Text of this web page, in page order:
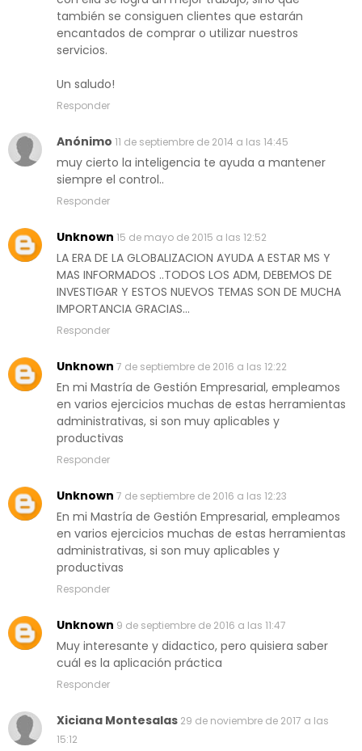
también se consiguen clientes que estarán
encantados de comprar o utilizar nuestros
servicios.
Un saludo!
Responder
Anónimo 11 de septiembre de 2014 a las 14:45
muy cierto la inteligencia te ayuda a mantener
siempre el control..
Responder
Unknown 15 de mayo de 2015 a las 12:52
LA ERA DE LA GLOBALIZACION AYUDA A ESTAR MS Y
MAS INFORMADOS ..TODOS LOS ADM, DEBEMOS DE
INVESTIGAR Y ESTOS NUEVOS TEMAS SON DE MUCHA
IMPORTANCIA GRACIAS...
Responder
Unknown 7 de septiembre de 2016 a las 12:22
En mi Mastría de Gestión Empresarial, empleamos
en varios ejercicios muchas de estas herramientas
administrativas, si son muy aplicables y
productivas
Responder
Unknown 7 de septiembre de 2016 a las 12:23
En mi Mastría de Gestión Empresarial, empleamos
en varios ejercicios muchas de estas herramientas
administrativas, si son muy aplicables y
productivas
Responder
Unknown 9 de septiembre de 2016 a las 11:47
Muy interesante y didactico, pero quisiera saber
cuál es la aplicación práctica
Responder
Xiciana Montesalas 29 de noviembre de 2017 a las
15:12